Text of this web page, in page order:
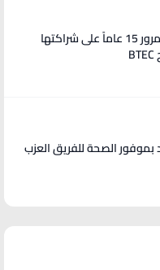
كلية لومينوس الجامعية التقنية تحتفل بمرور 15 عاماً على شراكتها
الصحة للفريق العزب